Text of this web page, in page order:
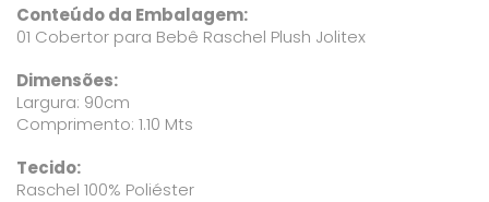
Conteúdo da Embalagem:
01 Cobertor para Bebê Raschel Plush Jolitex
Dimensões:
Largura: 90cm
Comprimento: 1.10 Mts
Tecido:
Raschel 100% Poliéster